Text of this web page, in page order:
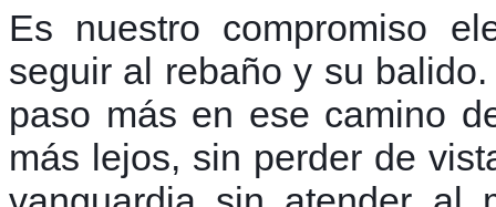
Es nuestro compromiso
seguir al rebaño y su
paso más en ese camino
más lejos, sin perder de